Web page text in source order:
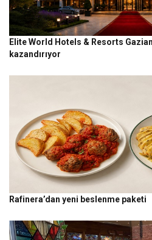
Elite World Hotels & Resorts
kazandırıyor
Rafinera’dan yeni beslenme paketi